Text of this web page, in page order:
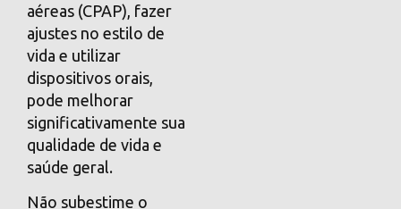
aéreas (CPAP), fazer
ajustes no estilo de
vida e utilizar
dispositivos orais,
pode melhorar
significativamente sua
qualidade de vida e
saúde geral.
Não subestime o